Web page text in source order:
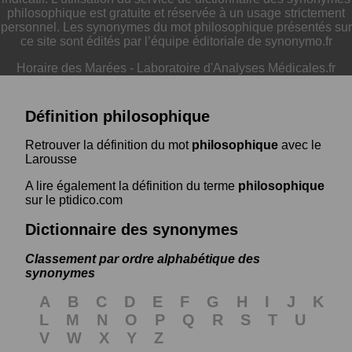
philosophique est gratuite et réservée à un usage strictement
personnel. Les synonymes du mot philosophique présentés sur
ce site sont édités par l’équipe éditoriale de synonymo.fr
Horaire des Marées - Laboratoire d'Analyses Médicales.fr
Définition philosophique
Retrouver la définition du mot philosophique avec le
Larousse
A lire également la définition du terme philosophique
sur le ptidico.com
Dictionnaire des synonymes
Classement par ordre alphabétique des
synonymes
A B C D E F G H I J
K
L
M N O P Q R S T
U
V
W X Y Z